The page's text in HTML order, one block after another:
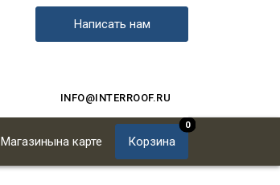
Написать нам
INFO@INTERROOF.RU
Магазинына карте Корзина
0